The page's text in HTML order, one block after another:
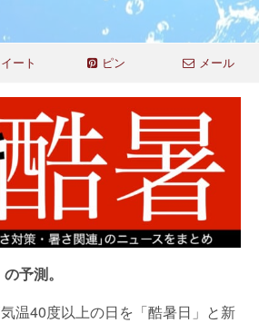
ート ピン メール
予測。
温40度以上の日を「酷暑日」と新